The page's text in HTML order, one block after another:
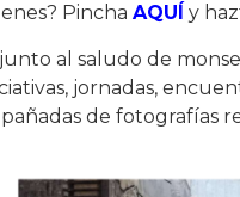
Pincha AQUÍ y
al saludo de
jornadas,
de fotografías